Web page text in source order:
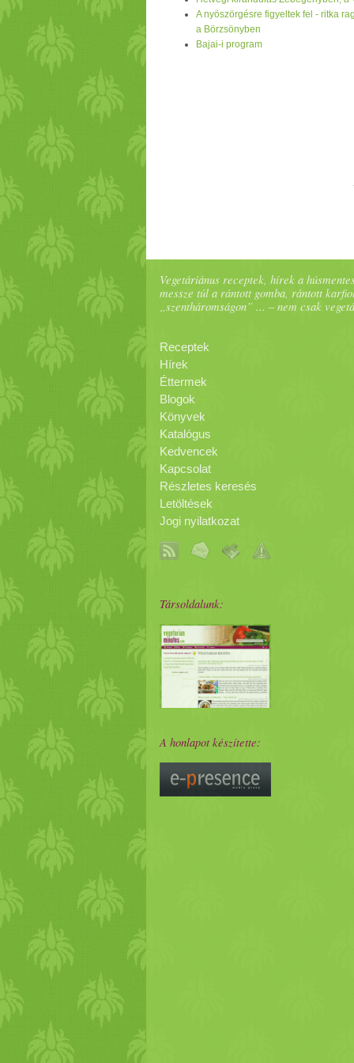
A nyöszörgésre figyeltek fel - ritka
a Börzsönyben
Bajai-i program
Vegetáriánus receptek, hírek a
messze túl a rántott gomba, rántott
„szentháromságon” ... – nem csak
Receptek
Hírek
Éttermek
Blogok
Könyvek
Katalógus
Kedvencek
Kapcsolat
Részletes keresés
Letöltések
Jogi nyilatkozat
Társoldalunk:
A honlapot készítette: